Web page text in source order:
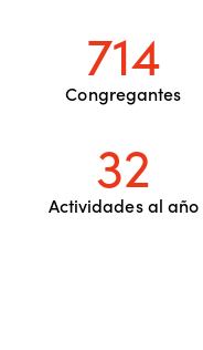
Congregantes
714
Actividades al año
32